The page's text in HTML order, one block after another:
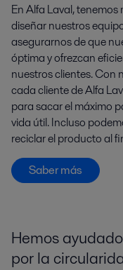
En Alfa Laval,
diseñar nuestros
asegurarnos de que
óptima y ofrezcan
nuestros clientes. Con
cada cliente de Alfa
para sacar el máximo
vida útil. Incluso
reciclar el producto al
Saber más
Hemos
por la